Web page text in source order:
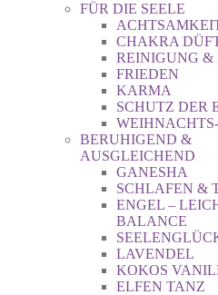
FÜR DIE SEELE
CHAKRA
REINIGUNG &
FRIEDEN
KARMA
SCHUTZ DER
BERUHIGEND &
AUSGLEICHEND
GANESHA
SCHLAFEN &
ENGEL –
BALANCE
LAVENDEL
KOKOS
ELFEN TANZ